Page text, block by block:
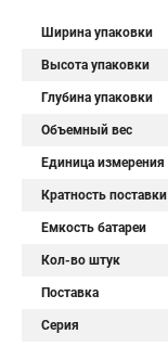
Ширина упаковки
Высота упаковки
Глубина упаковки
Объемный вес
Единица измерения
Кратность поставки
Емкость батареи
Кол-во штук
Поставка
Серия